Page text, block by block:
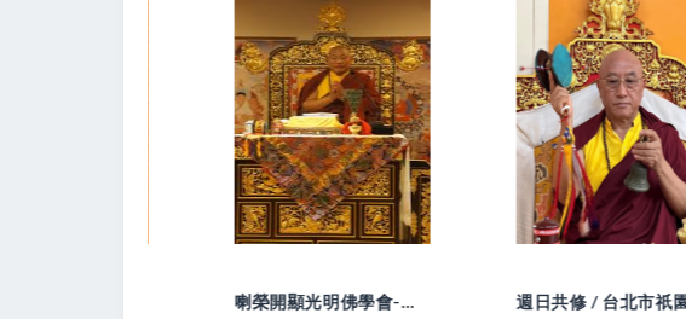
喇榮開顯光明佛學會-中陰文武百尊超渡法會 週日共修 / 台北市祇園佛學會